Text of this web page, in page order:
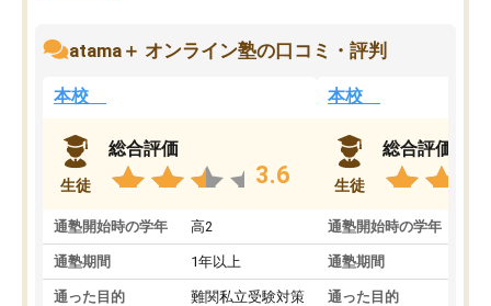
atama＋ オンライン塾の口コミ・評判
本校
生徒
総合評価
3.6
通塾開始時の学年 高2
通塾期間 1年以上
通った目的 難関私立受験対策
本校
生徒
総合評価
通塾開始時の学年
通塾期間
通った目的